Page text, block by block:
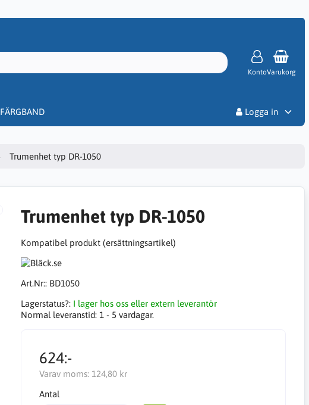
KontoVarukorg
FÄRGBAND
Logga in
Trumenhet typ DR-1050
Trumenhet typ DR-1050
Kompatibel produkt (ersättningsartikel)
Art.Nr:: BD1050
Lagerstatus?: I lager hos oss eller extern leverantör
Normal leveranstid: 1 - 5 vardagar.
624:-
Varav moms: 124,80 kr
Antal